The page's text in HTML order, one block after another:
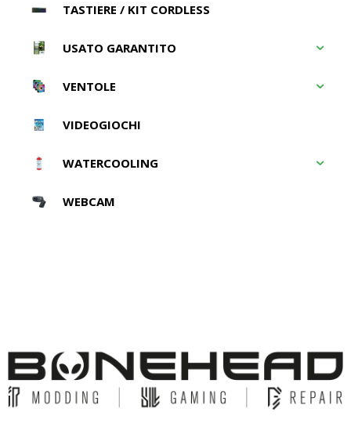
TASTIERE / KIT CORDLESS
USATO GARANTITO
VENTOLE
VIDEOGIOCHI
WATERCOOLING
WEBCAM